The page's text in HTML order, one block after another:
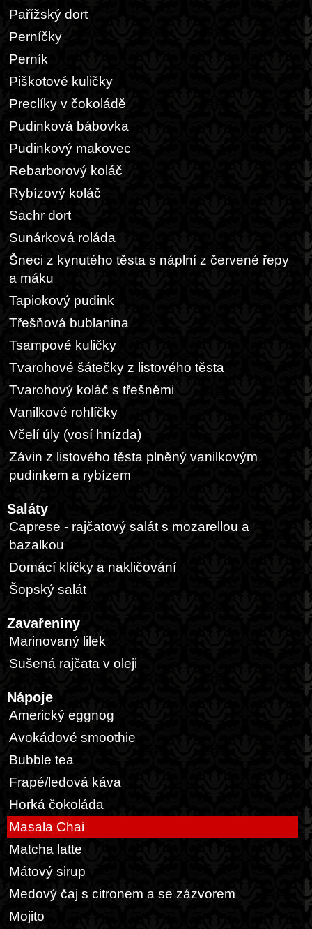
Pařížský dort
Perníčky
Perník
Piškotové kuličky
Preclíky v čokoládě
Pudinková bábovka
Pudinkový makovec
Rebarborový koláč
Rybízový koláč
Sachr dort
Sunárková roláda
Šneci z kynutého těsta s náplní z červené řepy
a máku
Tapiokový pudink
Třešňová bublanina
Tsampové kuličky
Tvarohové šátečky z listového těsta
Tvarohový koláč s třešněmi
Vanilkové rohlíčky
Včelí úly (vosí hnízda)
Závin z listového těsta plněný vanilkovým
pudinkem a rybízem
Saláty
Caprese - rajčatový salát s mozarellou a
bazalkou
Domácí klíčky a nakličování
Šopský salát
Zavařeniny
Marinovaný lilek
Sušená rajčata v oleji
Nápoje
Americký eggnog
Avokádové smoothie
Bubble tea
Frapé/ledová káva
Horká čokoláda
Masala Chai
Matcha latte
Mátový sirup
Medový čaj s citronem a se zázvorem
Mojito